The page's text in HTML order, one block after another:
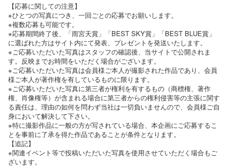
【応募に関しての注意】
※ひとつの写真につき、一回ごとの応募でお願いします。
※複数応募も可能です。
※応募期間終了後、「雨宮天賞」「BEST SKY賞」「BEST BLUE賞」
に選ばれた方はサイト内にて発表、プレゼントを発送いたします。
※ご応募いただいた写真はスタッフの確認後、当サイトで公開されま
す。反映までお時間をいただく場合がございます。
※ご応募いただいた写真は会員様ご本人が撮影された作品であり、会員
様ご本人が著作権を有しているものに限ります。
※ご応募いただいた写真に第三者が権利を有するもの（商標権、著作
権、肖像権等）が含まれる場合に第三者からの権利侵害等の主張に関す
る責任は、理由の如何を問わず当社は一切負いませんので、会員様ご自
身において解決して下さい。
※特に撮影作品に一般の方が写されている場合、本企画にご応募するこ
とを事前に了承を得た作品であることが条件となります。
【追記】
※関連イベント等で投稿いただいた写真を使用させていただく場合もご
ざいます。